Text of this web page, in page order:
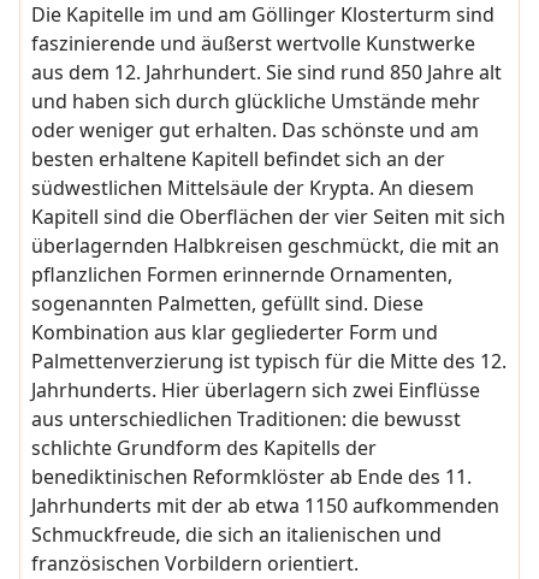
Die Kapitelle im und am Göllinger Klosterturm sind
faszinierende und äußerst wertvolle Kunstwerke
aus dem 12. Jahrhundert. Sie sind rund 850 Jahre alt
und haben sich durch glückliche Umstände mehr
oder weniger gut erhalten. Das schönste und am
besten erhaltene Kapitell befindet sich an der
südwestlichen Mittelsäule der Krypta. An diesem
Kapitell sind die Oberflächen der vier Seiten mit sich
überlagernden Halbkreisen geschmückt, die mit an
pflanzlichen Formen erinnernde Ornamenten,
sogenannten Palmetten, gefüllt sind. Diese
Kombination aus klar gegliederter Form und
Palmettenverzierung ist typisch für die Mitte des 12.
Jahrhunderts. Hier überlagern sich zwei Einflüsse
aus unterschiedlichen Traditionen: die bewusst
schlichte Grundform des Kapitells der
benediktinischen Reformklöster ab Ende des 11.
Jahrhunderts mit der ab etwa 1150 aufkommenden
Schmuckfreude, die sich an italienischen und
französischen Vorbildern orientiert.